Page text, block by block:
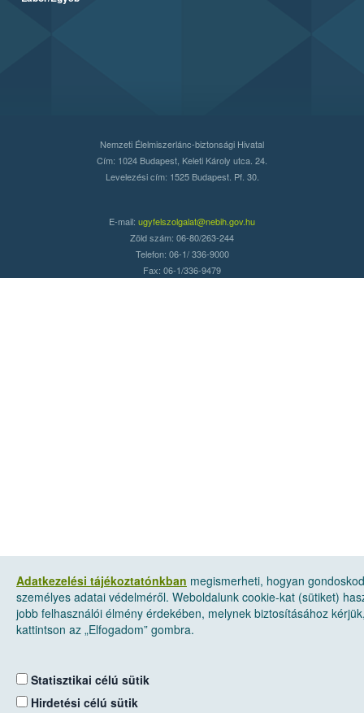
Adatkezelési tájékoztatónkban megismerheti, hogyan
személyes adatai védelméről. Weboldalunk cookie-kat (sütiket)
jobb felhasználói élmény érdekében, melynek biztosításához
kattintson az „Elfogadom” gombra.
Statisztikai célú sütik
Hirdetési célú sütik
Nemzeti Élelmiszerlánc-biztonsági Hivatal
Cím: 1024 Budapest, Keleti Károly utca. 24.
Levelezési cím: 1525 Budapest. Pf. 30.
E-mail: ugyfelszolgalat@nebih.gov.hu
Zöld szám: 06-80/263-244
Telefon: 06-1/ 336-9000
Fax: 06-1/336-9479